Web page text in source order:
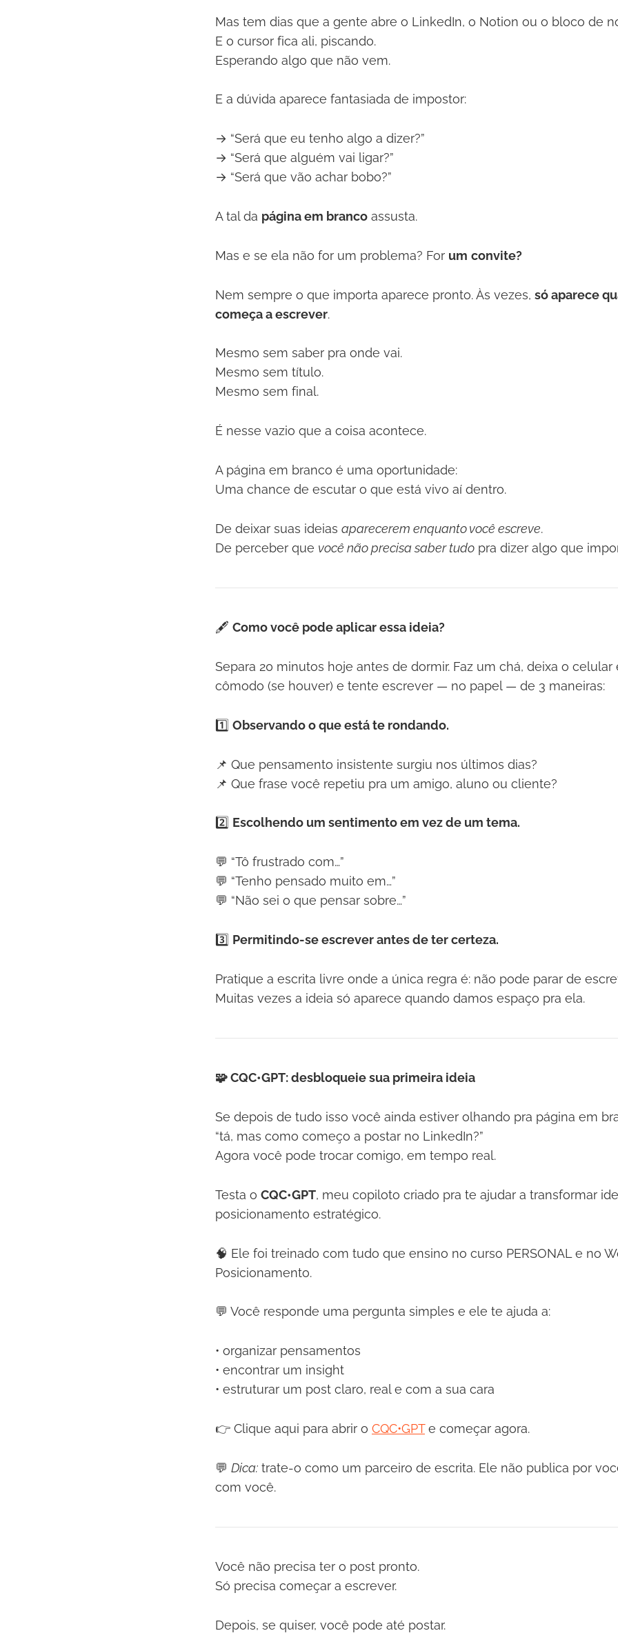
Mas tem dias que a gente abre o LinkedIn, o Notion ou o bloco de
E o cursor fica ali, piscando.
Esperando algo que não vem.
E a dúvida aparece fantasiada de impostor:
→ “Será que eu tenho algo a dizer?”
→ “Será que alguém vai ligar?”
→ “Será que vão achar bobo?”
A tal da página em branco assusta.
Mas e se ela não for um problema? For um convite?
Nem sempre o que importa aparece pronto. Às vezes, só aparece
começa a escrever.
Mesmo sem saber pra onde vai.
Mesmo sem título.
Mesmo sem final.
É nesse vazio que a coisa acontece.
A página em branco é uma oportunidade:
Uma chance de escutar o que está vivo aí dentro.
De deixar suas ideias aparecerem enquanto você escreve.
De perceber que você não precisa saber tudo pra dizer algo que
🖋️ Como você pode aplicar essa ideia?
Separa 20 minutos hoje antes de dormir. Faz um chá, deixa o
cômodo (se houver) e tente escrever — no papel — de 3 maneiras:
1️⃣ Observando o que está te rondando.
📌 Que pensamento insistente surgiu nos últimos dias?
📌 Que frase você repetiu pra um amigo, aluno ou cliente?
2️⃣ Escolhendo um sentimento em vez de um tema.
💬 “Tô frustrado com…”
💬 “Tenho pensado muito em…”
💬 “Não sei o que pensar sobre…”
3️⃣ Permitindo-se escrever antes de ter certeza.
Pratique a escrita livre onde a única regra é: não pode parar de
Muitas vezes a ideia só aparece quando damos espaço pra ela.
🧩 CQC•GPT: desbloqueie sua primeira ideia
Se depois de tudo isso você ainda estiver olhando pra página em
“tá, mas como começo a postar no LinkedIn?”
Agora você pode trocar comigo, em tempo real.
Testa o CQC•GPT, meu copiloto criado pra te ajudar a transformar
posicionamento estratégico.
🧠 Ele foi treinado com tudo que ensino no curso PERSONAL e no
Posicionamento.
💬 Você responde uma pergunta simples e ele te ajuda a:
• organizar pensamentos
• encontrar um insight
• estruturar um post claro, real e com a sua cara
👉 Clique aqui para abrir o CQC•GPTe começar agora.
💬 Dica: trate-o como um parceiro de escrita. Ele não publica por
com você.
Você não precisa ter o post pronto.
Só precisa começar a escrever.
Depois, se quiser, você pode até postar.